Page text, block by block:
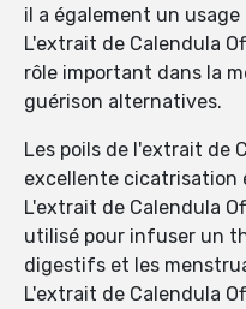
il a également un
L'extrait de Calendula
rôle important dans la
guérison alternatives.
Les poils de l'extrait de
excellente
L'extrait de Calendula
utilisé pour infuser un
digestifs et les
L'extrait de Calendula